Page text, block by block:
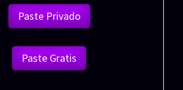
Paste Privado
Paste Gratis